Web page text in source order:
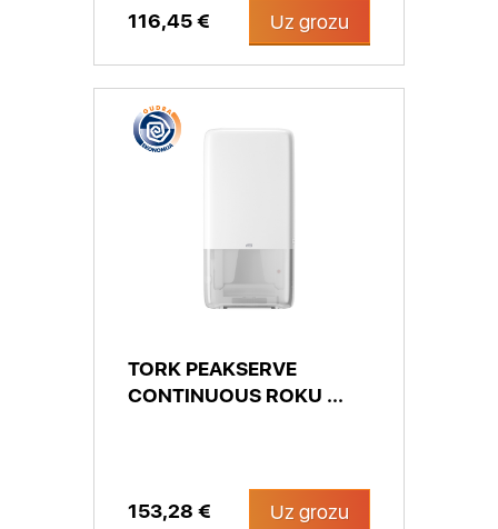
116,45 € Uz grozu
TORK PEAKSERVE
CONTINUOUS ROKU ...
153,28 € Uz grozu